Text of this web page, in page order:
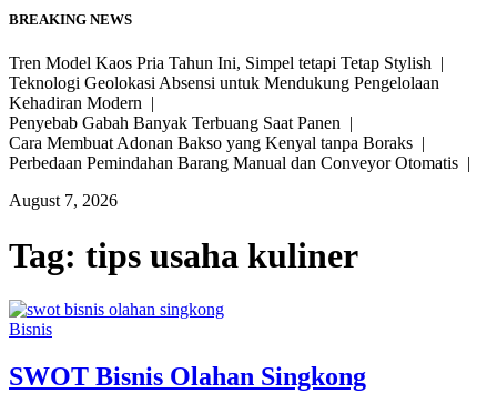
BREAKING NEWS
Tren Model Kaos Pria Tahun Ini, Simpel tetapi Tetap Stylish |
Teknologi Geolokasi Absensi untuk Mendukung Pengelolaan
Kehadiran Modern |
Penyebab Gabah Banyak Terbuang Saat Panen |
Cara Membuat Adonan Bakso yang Kenyal tanpa Boraks |
Perbedaan Pemindahan Barang Manual dan Conveyor Otomatis |
August 7, 2026
Tag: tips usaha kuliner
Bisnis
SWOT Bisnis Olahan Singkong